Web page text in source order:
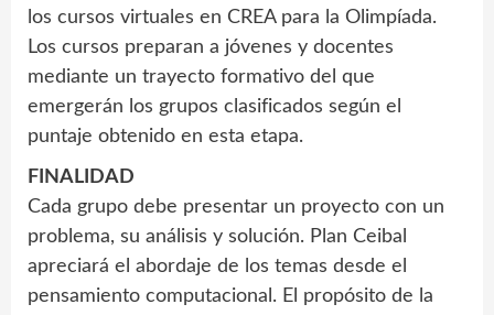
los cursos virtuales en CREA para la Olimpíada.
Los cursos preparan a jóvenes y docentes
mediante un trayecto formativo del que
emergerán los grupos clasificados según el
puntaje obtenido en esta etapa.
FINALIDAD
Cada grupo debe presentar un proyecto con un
problema, su análisis y solución. Plan Ceibal
apreciará el abordaje de los temas desde el
pensamiento computacional. El propósito de la